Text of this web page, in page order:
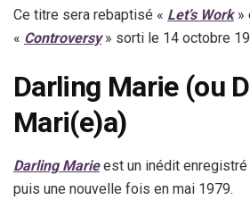
Ce titre sera rebaptisé « Let’s Work»
« Controversy» sorti le 14 octobre
Darling Marie (ou
Mari(e)a)
Darling Marieest un inédit enregistré
puis une nouvelle fois en mai 1979.